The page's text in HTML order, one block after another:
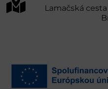
Lamačská